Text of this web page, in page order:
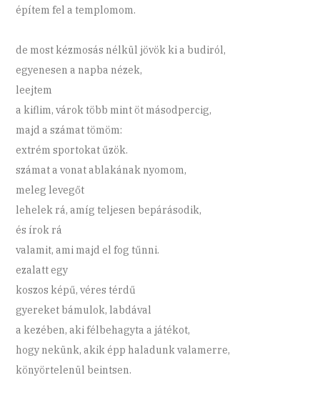
építem fel a templomom.
de most kézmosás nélkül jövök ki a budiról,
egyenesen a napba nézek,
leejtem
a kiflim, várok több mint öt másodpercig,
majd a számat tömöm:
extrém sportokat űzök.
számat a vonat ablakának nyomom,
meleg levegőt
lehelek rá, amíg teljesen bepárásodik,
és írok rá
valamit, ami majd el fog tűnni.
ezalatt egy
koszos képű, véres térdű
gyereket bámulok, labdával
a kezében, aki félbehagyta a játékot,
hogy nekünk, akik épp haladunk valamerre,
könyörtelenül beintsen.